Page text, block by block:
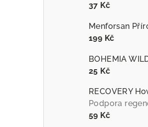
37 Kč
199 Kč
BOHEMIA
25 Kč
Podpora
59 Kč